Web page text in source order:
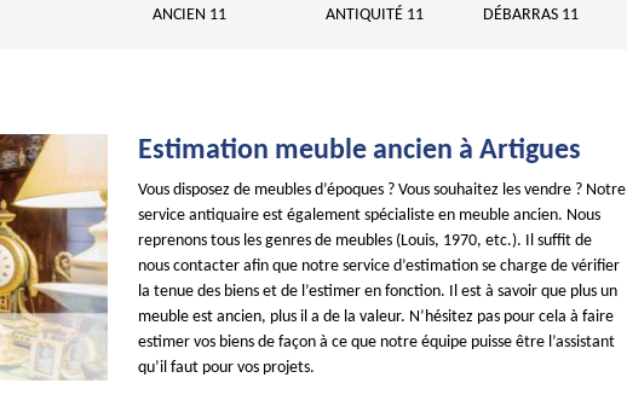
ANCIEN 11
ANTIQUITÉ 11
DÉBARRAS 11
Estimation meuble ancien à Artigues
Vous disposez de meubles d’époques ? Vous souhaitez les vendre ? Notre
service antiquaire est également spécialiste en meuble ancien. Nous
reprenons tous les genres de meubles (Louis, 1970, etc.). Il suffit de
nous contacter afin que notre service d’estimation se charge de vérifier
la tenue des biens et de l’estimer en fonction. Il est à savoir que plus un
meuble est ancien, plus il a de la valeur. N’hésitez pas pour cela à faire
estimer vos biens de façon à ce que notre équipe puisse être l’assistant
qu’il faut pour vos projets.